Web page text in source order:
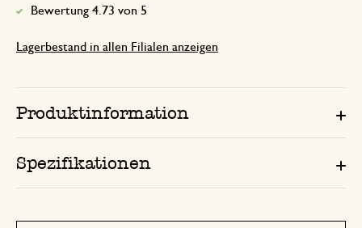
Bewertung 4.73 von 5
Lagerbestand in allen Filialen anzeigen
Produktinformation
Spezifikationen